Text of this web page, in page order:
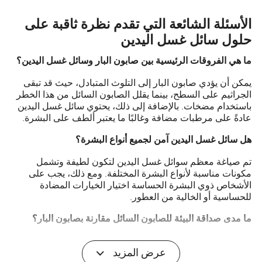
الأسئلة الشائعة التي تقدم نظرة ثاقبة على
حلول سائل غسل اليدين
ما هي الفروقات الرئيسية بين صابون البار وسائل غسل اليدين؟
يمكن أن يؤدي صابون البار إلى التلوث المتبادل، حيث قد تبقى
الجراثيم على السطح، بينما يقلل الصابون السائل من هذا الخطر
باستخدام مضخات. بالإضافة إلى ذلك، يحتوي سائل غسل اليدين
عادةً على مرطبات مضافة وغالبًا ما يعتبر ألطف على البشرة.
هل سائل غسل اليدين آمن لجميع أنواع البشرة؟
تم صياغة معظم سوائل غسل اليدين لتكون لطيفة وتشمل
مكونات مناسبة لأنواع البشرة المختلفة. ومع ذلك، يجب على
الأشخاص ذوي البشرة الحساسة اختيار الخيارات المضادة
للحساسية أو الخالية من العطور.
ما مدى صداقة البيئة للصابون السائل مقارنة بصابون البار؟
بينما كان يُنظر تقليديًا إلى صابون البار على أنه أكثر صداقة للبيئة
بسبب قلة التغليف، تقدم العديد من الشركات المصنعة لسوائل
عرض المزيد